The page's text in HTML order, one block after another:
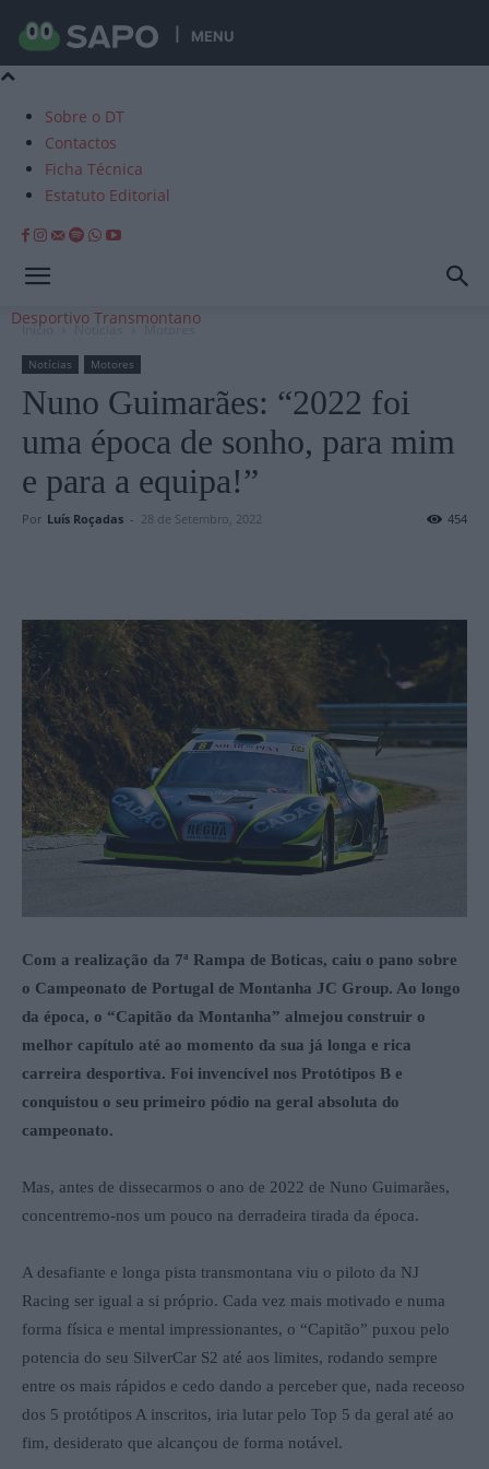
MENU
Sobre o DT
Contactos
Ficha Técnica
Estatuto Editorial
Desportivo Transmontano
Início Notícias Motores
Notícias Motores
Nuno Guimarães: “2022 foi
uma época de sonho, para mim
e para a equipa!”
Por Luís Roçadas - 28 de Setembro, 2022 454
Com a realização da 7ª Rampa de Boticas, caiu o pano sobre
o Campeonato de Portugal de Montanha JC Group. Ao longo
da época, o “Capitão da Montanha” almejou construir o
melhor capítulo até ao momento da sua já longa e rica
carreira desportiva. Foi invencível nos Protótipos B e
conquistou o seu primeiro pódio na geral absoluta do
campeonato.
Mas, antes de dissecarmos o ano de 2022 de Nuno Guimarães,
concentremo-nos um pouco na derradeira tirada da época.
A desafiante e longa pista transmontana viu o piloto da NJ
Racing ser igual a si próprio. Cada vez mais motivado e numa
forma física e mental impressionantes, o “Capitão” puxou pelo
potencia do seu SilverCar S2 até aos limites, rodando sempre
entre os mais rápidos e cedo dando a perceber que, nada receoso
dos 5 protótipos A inscritos, iria lutar pelo Top 5 da geral até ao
fim, desiderato que alcançou de forma notável.